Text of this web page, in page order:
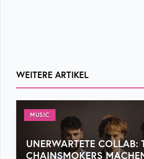
WEITERE ARTIKEL
MUSIC
UNERWARTETE COLLAB:
CHAINSMOKERS